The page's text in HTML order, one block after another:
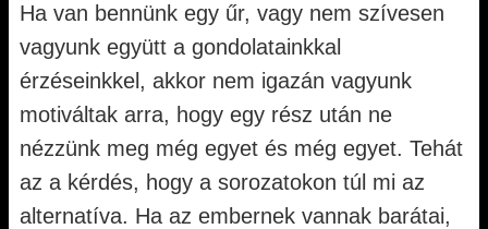
Ha van bennünk egy űr, vagy nem szívesen
vagyunk együtt a gondolatainkkal
érzéseinkkel, akkor nem igazán vagyunk
motiváltak arra, hogy egy rész után ne
nézzünk meg még egyet és még egyet. Tehát
az a kérdés, hogy a sorozatokon túl mi az
alternatíva. Ha az embernek vannak barátai,